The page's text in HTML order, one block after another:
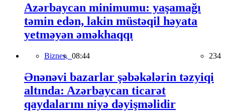
Azərbaycan minimumu: yaşamağı
təmin edən, lakin müstəqil həyata
yetməyən əməkhaqqı
Biznes, 08:44 234
Ənənəvi bazarlar şəbəkələrin təzyiqi
altında: Azərbaycan ticarət
qaydalarını niyə dəyişməlidir